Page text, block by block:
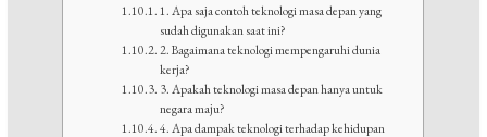
1. Apa saja contoh teknologi masa depan yang
sudah digunakan saat ini?
2. Bagaimana teknologi mempengaruhi dunia
kerja?
3. Apakah teknologi masa depan hanya untuk
negara maju?
4. Apa dampak teknologi terhadap kehidupan